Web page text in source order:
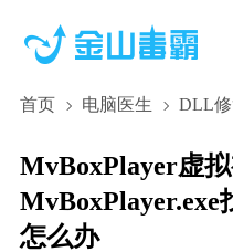
首页 电脑医生 DLL修
MvBoxPlayer虚
MvBoxPlayer.exe
怎么办